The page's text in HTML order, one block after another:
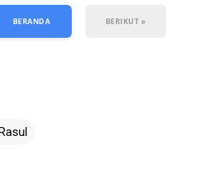
BERANDA BERIKUT »